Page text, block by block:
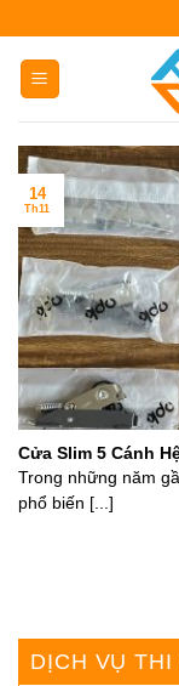
content
Cửa Slim 5 Cánh
Cấp Phụ Kiện OPK
Trong những năm
phổ biến [...]
14
Th11
DỊCH VỤ THI